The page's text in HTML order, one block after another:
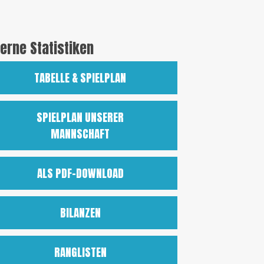
Statistiken
TABELLE & SPIELPLAN
SPIELPLAN UNSERER
MANNSCHAFT
ALS PDF-DOWNLOAD
BILANZEN
RANGLISTEN